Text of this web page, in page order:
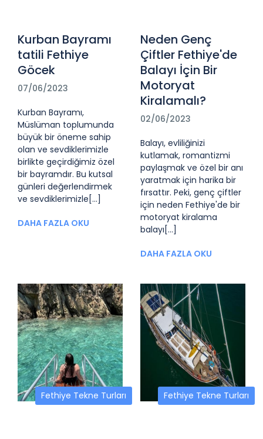
Kurban Bayramı
tatili Fethiye
Göcek
07/06/2023
Kurban Bayramı,
Müslüman toplumunda
büyük bir öneme sahip
olan ve sevdiklerimizle
birlikte geçirdiğimiz özel
bir bayramdır. Bu kutsal
günleri değerlendirmek
ve sevdiklerimizle[...]
DAHA FAZLA OKU
Neden Genç
Çiftler Fethiye'de
Balayı İçin Bir
Motoryat
Kiralamalı?
02/06/2023
Balayı, evliliğinizi
kutlamak, romantizmi
paylaşmak ve özel bir anı
yaratmak için harika bir
fırsattır. Peki, genç çiftler
için neden Fethiye'de bir
motoryat kiralama
balayı[...]
DAHA FAZLA OKU
Fethiye Tekne Turları Fethiye Tekne Turları